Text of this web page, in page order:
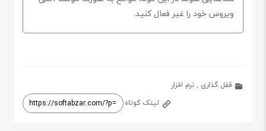
ویروس خود را غیر فعال کنید.
قفل گذاری ,نرم افزار
لینک کوتاه